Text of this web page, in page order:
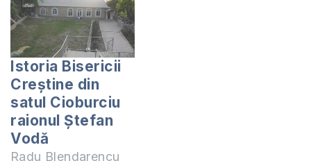
zece lucruri
importante despre
predarea religiei în
şcoală pe care
trebuie să le
cunoască fiecare
părinte:…
Istoria Bisericii
Creștine din
satul Cioburciu
raionul Ștefan
Vodă
Radu Blendarencu